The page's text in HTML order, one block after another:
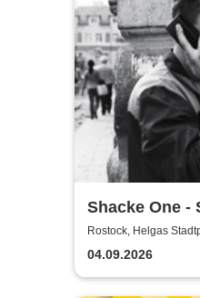
Shacke One -
Boss Tour
Rostock, Helgas
04.09.2026